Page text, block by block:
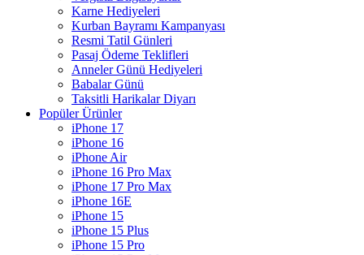
Karne Hediyeleri
Kurban Bayramı Kampanyası
Resmi Tatil Günleri
Pasaj Ödeme Teklifleri
Anneler Günü Hediyeleri
Babalar Günü
Taksitli Harikalar Diyarı
Popüler Ürünler
iPhone 17
iPhone 16
iPhone Air
iPhone 16 Pro Max
iPhone 17 Pro Max
iPhone 16E
iPhone 15
iPhone 15 Plus
iPhone 15 Pro